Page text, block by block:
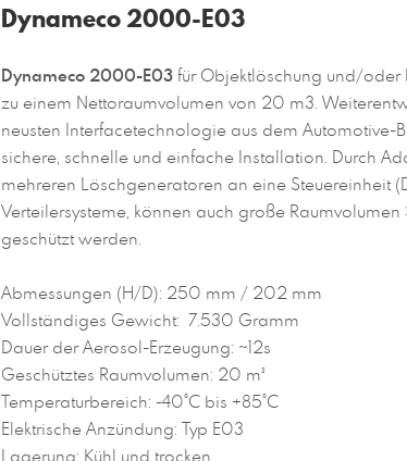
Dynameco 2000-E03
Dynameco 2000-E03 für Objektlöschung und/oder
zu einem Nettoraumvolumen von 20 m3.
neusten Interfacetechnologie aus dem Automotive-
sichere, schnelle und einfache Installation. Durch
mehreren Löschgeneratoren an eine Steuereinheit
Verteilersysteme, können auch große
geschützt werden.
Abmessungen (H/D): 250 mm / 202 mm
Vollständiges Gewicht: 7.530 Gramm
Dauer der Aerosol-Erzeugung: ~12s
Geschütztes Raumvolumen: 20 m³
Temperaturbereich: -40°C bis +85°C
Elektrische Anzündung: Typ E03
Lagerung: Kühl und trocken